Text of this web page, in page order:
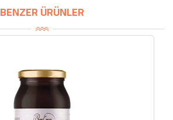
BENZER ÜRÜNLER
SEPETE EKLE